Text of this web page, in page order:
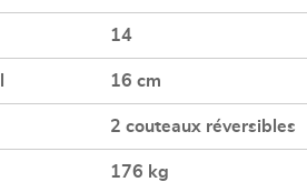
14
16 cm
2 couteaux réversibles
176 kg